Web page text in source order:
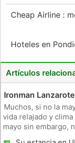
Cheap Airline :
Hoteles en
Artículos
Ironman
Muchos, si no la
vida relajado y
mayo sin embargo,